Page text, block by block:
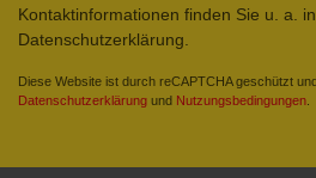
Kontaktinformationen finden Sie u. a.
Datenschutzerklärung.
Diese Website ist durch reCAPTCHA geschützt
Datenschutzerklärung und Nutzungsbedingungen